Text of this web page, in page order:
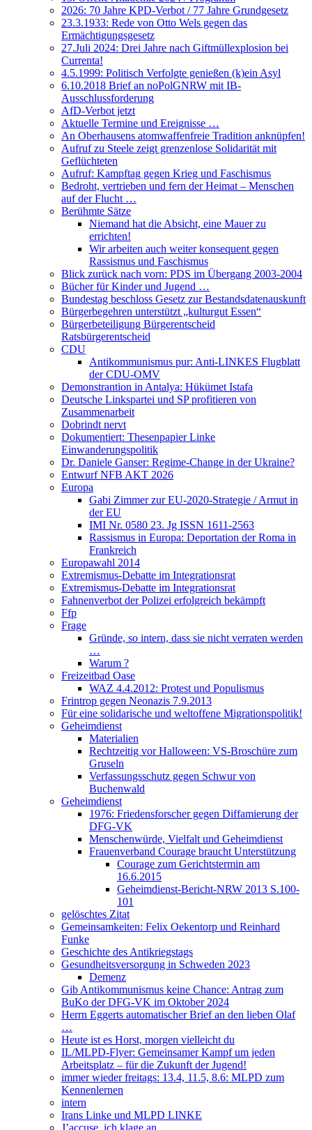
2026: 70 Jahre KPD-Verbot / 77 Jahre Grundgesetz
23.3.1933: Rede von Otto Wels gegen das
Ermächtigungsgesetz
27.Juli 2024: Drei Jahre nach Giftmüllexplosion bei
Currenta!
4.5.1999: Politisch Verfolgte genießen (k)ein Asyl
6.10.2018 Brief an noPolGNRW mit IB-
Ausschlussforderung
AfD-Verbot jetzt
Aktuelle Termine und Ereignisse …
An Oberhausens atomwaffenfreie Tradition anknüpfen!
Aufruf zu Steele zeigt grenzenlose Solidarität mit
Geflüchteten
Aufruf: Kampftag gegen Krieg und Faschismus
Bedroht, vertrieben und fern der Heimat – Menschen
auf der Flucht …
Berühmte Sätze
Niemand hat die Absicht, eine Mauer zu
errichten!
Wir arbeiten auch weiter konsequent gegen
Rassismus und Faschismus
Blick zurück nach vorn: PDS im Übergang 2003-2004
Bücher für Kinder und Jugend …
Bundestag beschloss Gesetz zur Bestandsdatenauskunft
Bürgerbegehren unterstützt „kulturgut Essen“
Bürgerbeteiligung Bürgerentscheid
Ratsbürgerentscheid
CDU
Antikommunismus pur: Anti-LINKES Flugblatt
der CDU-OMV
Demonstrantion in Antalya: Hükümet Istafa
Deutsche Linkspartei und SP profitieren von
Zusammenarbeit
Dobrindt nervt
Dokumentiert: Thesenpapier Linke
Einwanderungspolitik
Dr. Daniele Ganser: Regime-Change in der Ukraine?
Entwurf NFB AKT 2026
Europa
Gabi Zimmer zur EU-2020-Strategie / Armut in
der EU
IMI Nr. 0580 23. Jg ISSN 1611-2563
Rassismus in Europa: Deportation der Roma in
Frankreich
Europawahl 2014
Extremismus-Debatte im Integrationsrat
Extremismus-Debatte im Integrationsrat
Fahnenverbot der Polizei erfolgreich bekämpft
Ffp
Frage
Gründe, so intern, dass sie nicht verraten werden
…
Warum ?
Freizeitbad Oase
WAZ 4.4.2012: Protest und Populismus
Frintrop gegen Neonazis 7.9.2013
Für eine solidarische und weltoffene Migrationspolitik!
Geheimdienst
Materialien
Rechtzeitig vor Halloween: VS-Broschüre zum
Gruseln
Verfassungsschutz gegen Schwur von
Buchenwald
Geheimdienst
1976: Friedensforscher gegen Diffamierung der
DFG-VK
Menschenwürde, Vielfalt und Geheimdienst
Frauenverband Courage braucht Unterstützung
Courage zum Gerichtstermin am
16.6.2015
Geheimdienst-Bericht-NRW 2013 S.100-
101
gelöschtes Zitat
Gemeinsamkeiten: Felix Oekentorp und Reinhard
Funke
Geschichte des Antikriegstags
Gesundheitsversorgung in Schweden 2023
Demenz
Gib Antikommunismus keine Chance: Antrag zum
BuKo der DFG-VK im Oktober 2024
Herrn Eggerts automatischer Brief an den lieben Olaf
…
Heute ist es Horst, morgen vielleicht du
IL/MLPD-Flyer: Gemeinsamer Kampf um jeden
Arbeitsplatz – für die Zukunft der Jugend!
immer wieder freitags: 13.4, 11.5, 8.6: MLPD zum
Kennenlernen
intern
Irans Linke und MLPD LINKE
J’accuse, ich klage an